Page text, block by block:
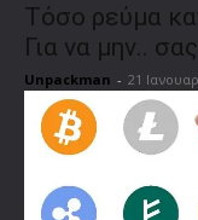
Τόσο ρεύμα
Για να μην..
Unpackman - 21